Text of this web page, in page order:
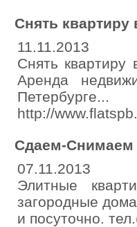
Снять квартиру
11.11.2013
Снять квартиру
Аренда
http://
Сдаем-Снимаем
07.11.2013
Элитные
загородные
и посуточно.